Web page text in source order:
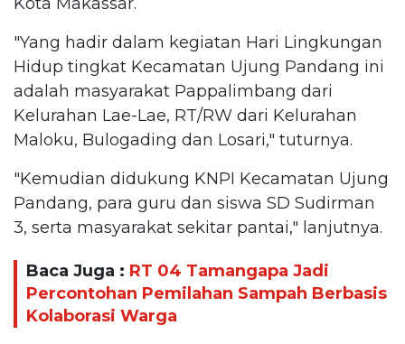
"Yang hadir dalam kegiatan Hari Lingkungan
Hidup tingkat Kecamatan Ujung Pandang ini
adalah masyarakat Pappalimbang dari
Kelurahan Lae-Lae, RT/RW dari Kelurahan
Maloku, Bulogading dan Losari," tuturnya.
"Kemudian didukung KNPI Kecamatan Ujung
Pandang, para guru dan siswa SD Sudirman
3, serta masyarakat sekitar pantai," lanjutnya.
Baca Juga : RT 04 Tamangapa Jadi
Percontohan Pemilahan Sampah Berbasis
Kolaborasi Warga